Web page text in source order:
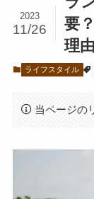
要
理
2023
11/26
ライフスタイル
当ページの